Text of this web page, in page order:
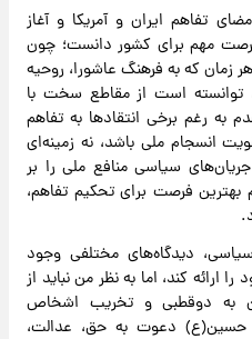
تفاهم ایران و آمریکا و آغاز
مهم برای کشور دانست‌؛ چون
زمان که به فرهنگ عاشورا، روحیه
توانسته است از مقاطع سخت با
به رغم برخی انتقادها‌ ‌به تفاهم
انسجام ملی باشد، نه زمینه‌ای
سیاسی منافع ملی را بر
بهترین فرصت برای تحکیم تفاهم،
دیدگاه‌های مختلفی وجود
ارائه کند، اما به نظر من نباید از
به دوقطبی و تخریب اشخاص
حسین(ع) دعوت به حق، عدالت،